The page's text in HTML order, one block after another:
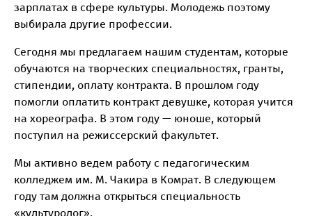
зарплатах в сфере культуры. Молодежь поэтому
выбирала другие профессии.
Сегодня мы предлагаем нашим студентам, которые
обучаются на творческих специальностях, гранты,
стипендии, оплату контракта. В прошлом году
помогли оплатить контракт девушке, которая учится
на хореографа. В этом году — юноше, который
поступил на режиссерский факультет.
Мы активно ведем работу с педагогическим
колледжем им. М. Чакира в Комрат. В следующем
году там должна открыться специальность
«культуролог».